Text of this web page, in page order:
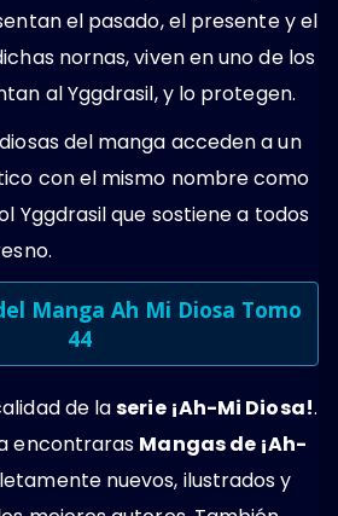
el pasado, el presente y el
nornas, viven en uno de los
al Yggdrasil, y lo protegen.
del manga acceden a un
con el mismo nombre como
Yggdrasil que sostiene a todos
Manga Ah Mi Diosa Tomo
44
de laserie ¡Ah-Mi Diosa!.
encontraras Mangas de ¡Ah-
nuevos, ilustrados y